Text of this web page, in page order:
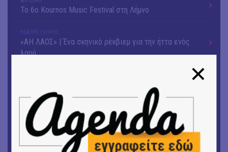
Το 6ο Kournos Music Festival στη Λήμνο
ΘΕΑΤΡΟ / ΧΟΡΟΣ
«ΑΗ ΛΑΟΣ» | Ένα σκηνικό ρέκβιεμ για την ήττα ενός
λαού
ΕΙΚΑΣΤΙΚΑ
Αργύρης Ραλλιάς | Λιτανεία
ΕΙΚΑΣΤΙΚΑ
Θανάσης Λάλας-Κώστας Τσόκλης - Συνομιλώντας με